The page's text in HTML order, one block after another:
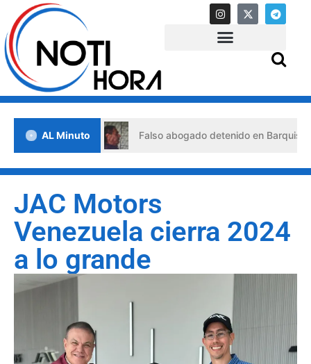
AL Minuto
crisis Falso abogado detenido en Barquisimeto:
JAC Motors
Venezuela cierra 2024
a lo grande